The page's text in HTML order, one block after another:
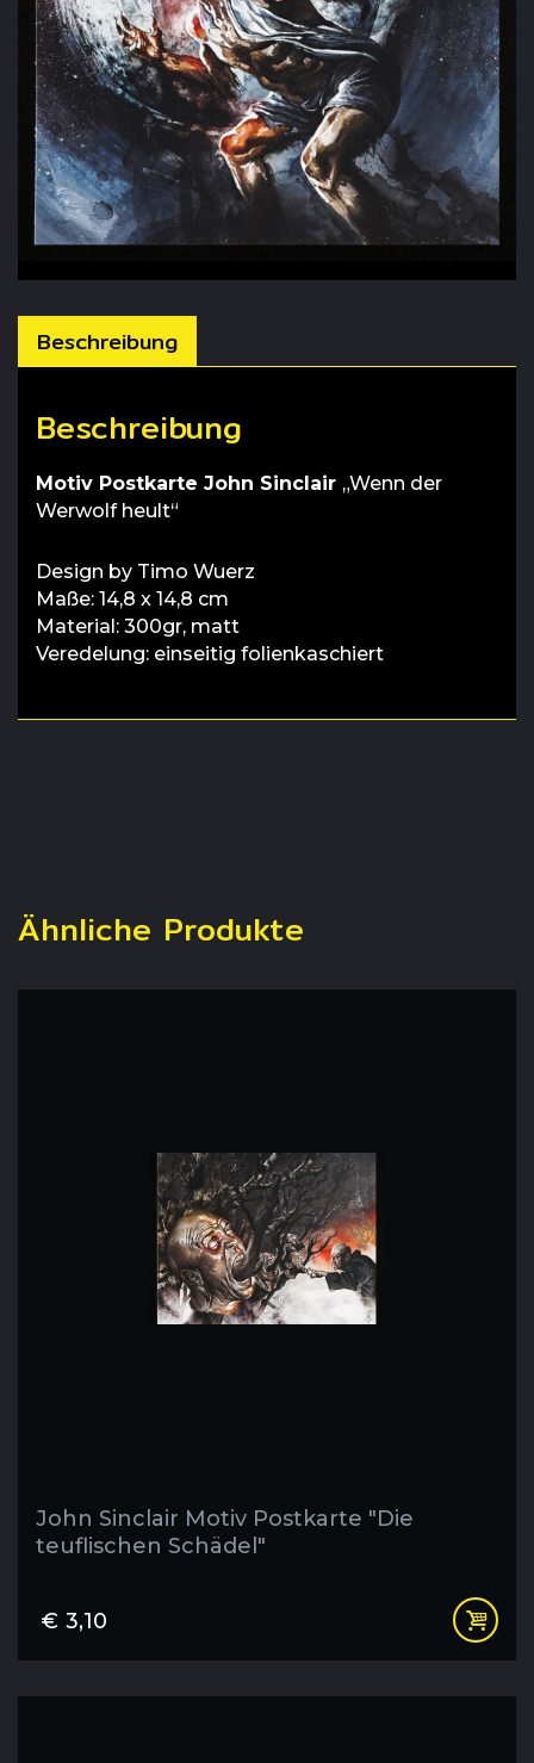
Beschreibung
Beschreibung
Motiv Postkarte John Sinclair „Wenn der
Werwolf heult“
Design by Timo Wuerz
Maße: 14,8 x 14,8 cm
Material: 300gr, matt
Veredelung: einseitig folienkaschiert
Ähnliche Produkte
John Sinclair Motiv Postkarte "Die
teuflischen Schädel"
€ 3,10